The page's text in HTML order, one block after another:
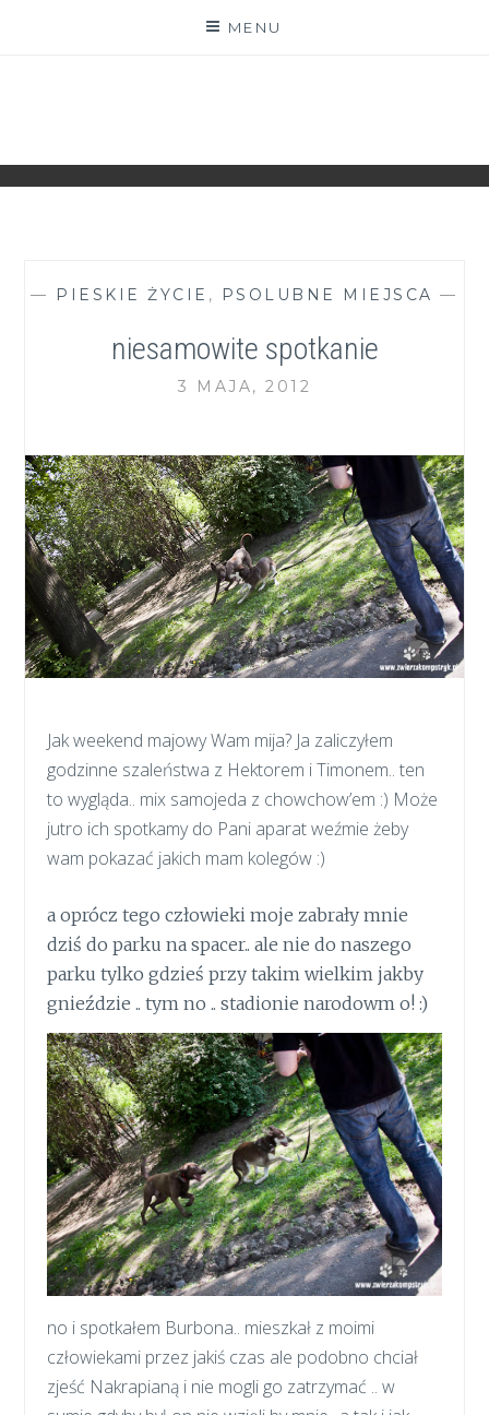
MENU
— PIESKIE ŻYCIE , PSOLUBNE MIEJSCA —
niesamowite spotkanie
3 MAJA, 2012
Jak weekend majowy Wam mija? Ja zaliczyłem
godzinne szaleństwa z Hektorem i Timonem.. ten
to wygląda.. mix samojeda z chowchow’em :) Może
jutro ich spotkamy do Pani aparat weźmie żeby
wam pokazać jakich mam kolegów :)
a oprócz tego człowieki moje zabrały mnie
dziś do parku na spacer.. ale nie do naszego
parku tylko gdzieś przy takim wielkim jakby
gnieździe .. tym no .. stadionie narodowm o! :)
no i spotkałem Burbona.. mieszkał z moimi
człowiekami przez jakiś czas ale podobno chciał
zjeść Nakrapianą i nie mogli go zatrzymać .. w